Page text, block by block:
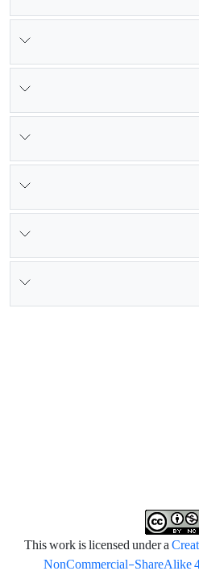
NonCommercial-ShareAlike